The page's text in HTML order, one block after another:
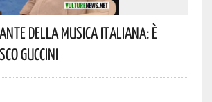
Della Musica Italiana: È
Guccini